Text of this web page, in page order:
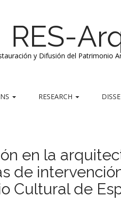
RES-
y Difusión del Patrimonio
RESEARCH
en la
de
Cultural de